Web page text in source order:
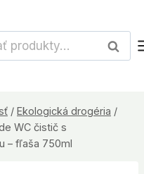
/ Ekologická drogéria /
WC čistič s
– fľaša 750ml